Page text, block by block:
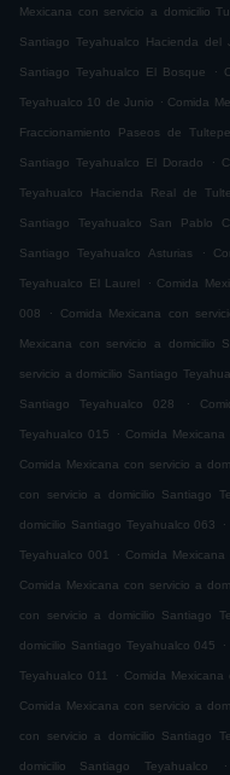
Mexicana con servicio a domicilio
Santiago Teyahualco Hacienda del
Santiago Teyahualco El Bosque .
Teyahualco 10 de Junio . Comida
Fraccionamiento Paseos de
Santiago Teyahualco El Dorado .
Teyahualco Hacienda Real de
Santiago Teyahualco San Pablo
Santiago Teyahualco Asturias .
Teyahualco El Laurel . Comida
008 . Comida Mexicana con
Mexicana con servicio a domicilio
servicio a domicilio Santiago
Santiago Teyahualco 028 .
Teyahualco 015 . Comida
Comida Mexicana con servicio a
con servicio a domicilio Santiago
domicilio Santiago Teyahualco 063 .
Teyahualco 001 . Comida
Comida Mexicana con servicio a
con servicio a domicilio Santiago
domicilio Santiago Teyahualco 045 .
Teyahualco 011 . Comida
Comida Mexicana con servicio a
con servicio a domicilio Santiago
domicilio Santiago Teyahualco .